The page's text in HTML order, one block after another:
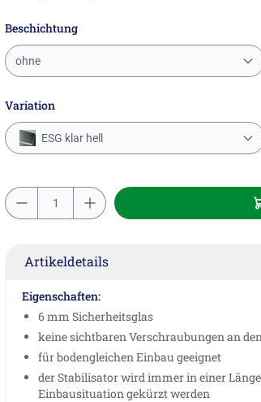
Beschichtung
ohne
Variation
ESG klar hell
Artikeldetails
Eigenschaften:
6 mm Sicherheitsglas
keine sichtbaren Verschraubungen an
für bodengleichen Einbau geeignet
der Stabilisator wird immer in einer
Einbausituation gekürzt werden